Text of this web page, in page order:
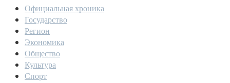
Официальная хроника
Государство
Регион
Экономика
Общество
Культура
Спорт